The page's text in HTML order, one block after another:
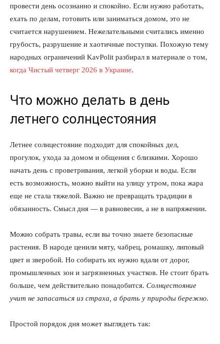
провести день осознанно и спокойно. Если нужно работать,
ехать по делам, готовить или заниматься домом, это не
считается нарушением. Нежелательными считались именно
грубость, разрушение и хаотичные поступки. Похожую тему
народных ограничений KavPolit разбирал в материале о том,
когда Чистый четверг 2026 в Украине.
Что можно делать в день
летнего солнцестояния
Летнее солнцестояние подходит для спокойных дел,
прогулок, ухода за домом и общения с близкими. Хорошо
начать день с проветривания, легкой уборки и воды. Если
есть возможность, можно выйти на улицу утром, пока жара
еще не стала тяжелой. Важно не превращать традиции в
обязанность. Смысл дня — в равновесии, а не в напряжении.
Можно собрать травы, если вы точно знаете безопасные
растения. В народе ценили мяту, чабрец, ромашку, липовый
цвет и зверобой. Но собирать их нужно вдали от дорог,
промышленных зон и загрязненных участков. Не стоит брать
больше, чем действительно понадобится. Солнцестояние
учит не запасаться из страха, а брать у природы бережно.
Простой порядок дня может выглядеть так: